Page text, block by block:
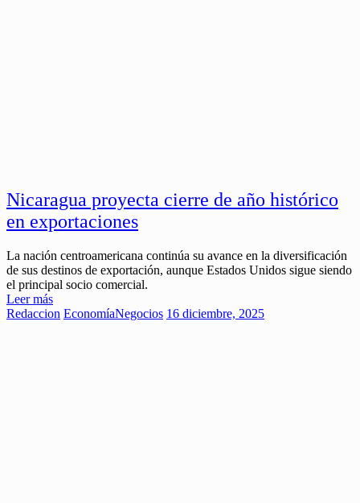
Nicaragua proyecta cierre de año histórico
en exportaciones
La nación centroamericana continúa su avance en la diversificación
de sus destinos de exportación, aunque Estados Unidos sigue siendo
el principal socio comercial.
Leer más
Redaccion EconomíaNegocios 16 diciembre, 2025